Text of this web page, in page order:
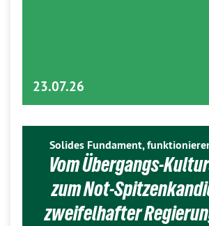
23.07.26
Solides Fundament,
Vom Übergangs-
zum Not-
zweifelhafter